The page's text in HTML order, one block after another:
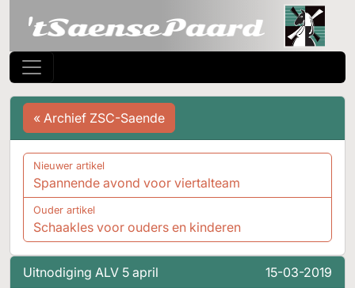
Uitnodiging ALV 5 april 15-03-2019
« Archief ZSC-Saende
Nieuwer artikel
Spannende avond voor viertalteam
Ouder artikel
Schaakles voor ouders en kinderen